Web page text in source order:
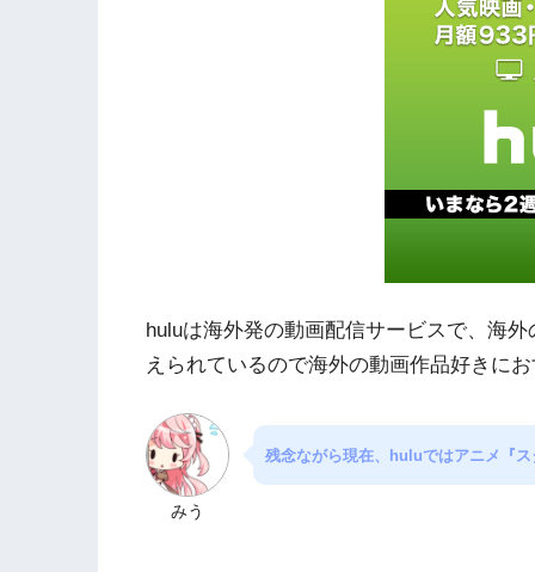
huluは海外発の動画配信サービスで、海
えられているので海外の動画作品好きに
みう
残念ながら現在、huluではアニメ『